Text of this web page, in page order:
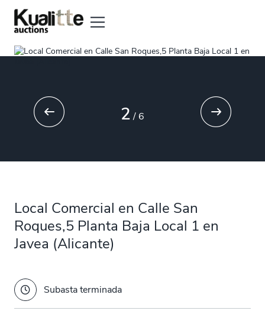
Local Comercial en Calle San
Roques,5 Planta Baja Local 1 en
Javea (Alicante)
Subasta terminada
2/ 6